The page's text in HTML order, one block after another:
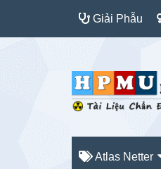
Giải Phẫu
Atlas Netter